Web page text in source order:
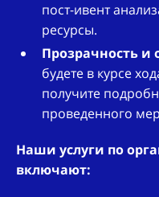
пост-ивент
ресурсы.
Прозрачность и
будете в курсе
получите
проведенного
Наши услуги по
включают: